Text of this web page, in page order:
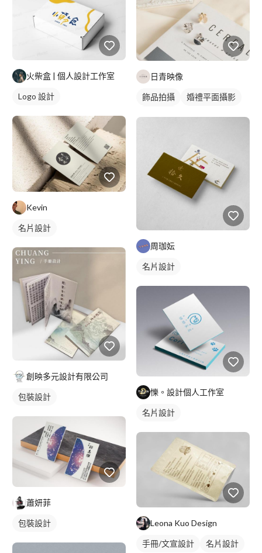
火柴盒 | 個人設計工作室
Logo 設計
Kevin
名片設計
創映多元設計有限公司
包裝設計
蕭妍菲
包裝設計
日青映像
飾品拍攝
婚禮平面攝影
周珈妘
名片設計
㦡。設計個人工作室
名片設計
Leona Kuo Design
手冊/文宣設計 名片設計